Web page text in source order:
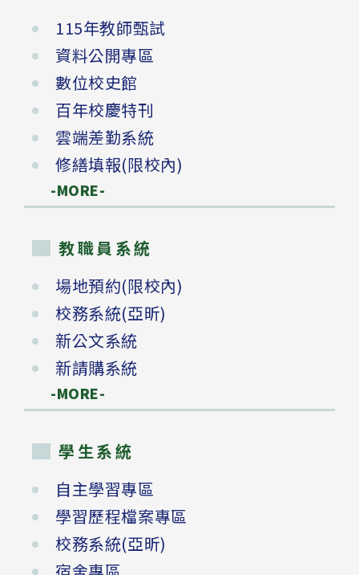
115年教師甄試
資料公開專區
數位校史館
百年校慶特刊
雲端差勤系統
修繕填報(限校內)
-MORE-
教職員系統
場地預約(限校內)
校務系統(亞昕)
新公文系統
新請購系統
-MORE-
學生系統
自主學習專區
學習歷程檔案專區
校務系統(亞昕)
宿舍專區